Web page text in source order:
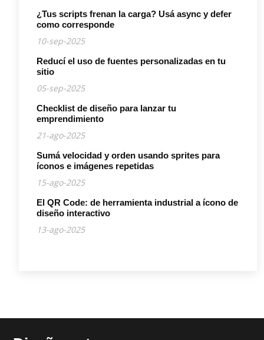
¿Tus scripts frenan la carga? Usá async y defer
como corresponde
10-sep-2025
Reducí el uso de fuentes personalizadas en tu
sitio
05-sep-2025
Checklist de diseño para lanzar tu
emprendimiento
21-ago-2025
Sumá velocidad y orden usando sprites para
íconos e imágenes repetidas
15-ago-2025
El QR Code: de herramienta industrial a ícono de
diseño interactivo
13-ago-2025